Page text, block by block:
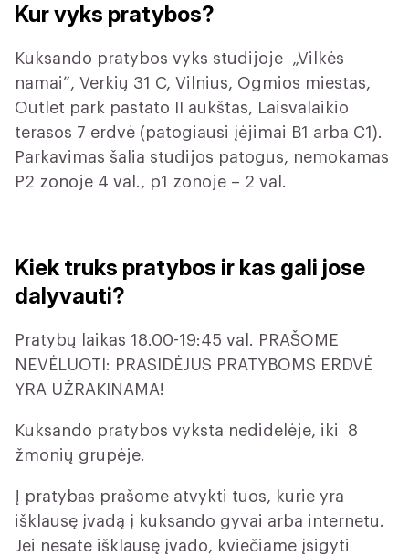
Kur vyks pratybos?
Kuksando pratybos vyks studijoje „Vilkės
namai”, Verkių 31 C, Vilnius, Ogmios miestas,
Outlet park pastato II aukštas, Laisvalaikio
terasos 7 erdvė (patogiausi įėjimai B1 arba C1).
Parkavimas šalia studijos patogus, nemokamas
P2 zonoje 4 val., p1 zonoje – 2 val.
Kiek truks pratybos ir kas gali jose
dalyvauti?
Pratybų laikas 18.00-19:45 val. PRAŠOME
NEVĖLUOTI: PRASIDĖJUS PRATYBOMS ERDVĖ
YRA UŽRAKINAMA!
Kuksando pratybos vyksta nedidelėje, iki 8
žmonių grupėje.
Į pratybas prašome atvykti tuos, kurie yra
išklausę įvadą į kuksando gyvai arba internetu.
Jei nesate išklausę įvado, kviečiame įsigyti